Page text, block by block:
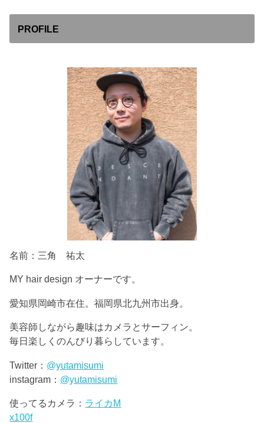
PROFILE
名前：三角 祐太
MY hair design オーナーです。
愛知県岡崎市在住。福岡県北九州市出身。
美容師しながら趣味はカメラとサーフィン。
毎日楽しくのんびり暮らしています。
Twitter： @yutamisumi
instagram： @yutamisumi
使ってるカメラ： ライカM
x100f